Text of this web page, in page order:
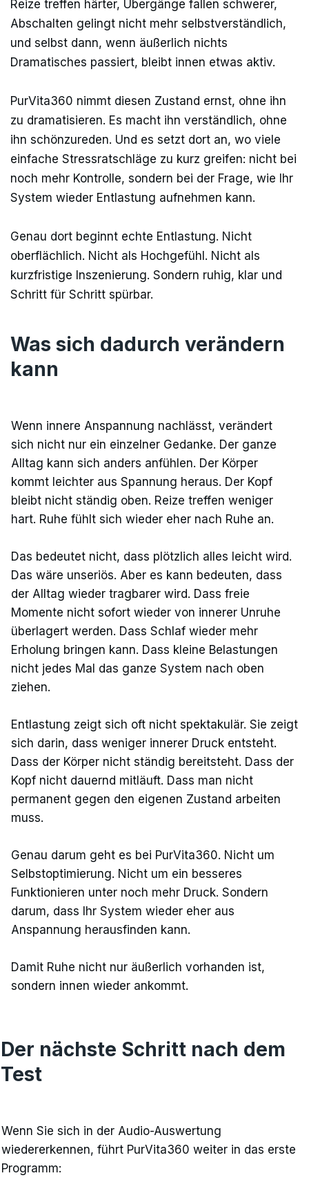
Reize treffen härter, Übergänge fallen schwerer,
Abschalten gelingt nicht mehr selbstverständlich,
und selbst dann, wenn äußerlich nichts
Dramatisches passiert, bleibt innen etwas aktiv.
PurVita360 nimmt diesen Zustand ernst, ohne ihn
zu dramatisieren. Es macht ihn verständlich, ohne
ihn schönzureden. Und es setzt dort an, wo viele
einfache Stressratschläge zu kurz greifen: nicht bei
noch mehr Kontrolle, sondern bei der Frage, wie Ihr
System wieder Entlastung aufnehmen kann.
Genau dort beginnt echte Entlastung. Nicht
oberflächlich. Nicht als Hochgefühl. Nicht als
kurzfristige Inszenierung. Sondern ruhig, klar und
Schritt für Schritt spürbar.
Was sich dadurch verändern
kann
Wenn innere Anspannung nachlässt, verändert
sich nicht nur ein einzelner Gedanke. Der ganze
Alltag kann sich anders anfühlen. Der Körper
kommt leichter aus Spannung heraus. Der Kopf
bleibt nicht ständig oben. Reize treffen weniger
hart. Ruhe fühlt sich wieder eher nach Ruhe an.
Das bedeutet nicht, dass plötzlich alles leicht wird.
Das wäre unseriös. Aber es kann bedeuten, dass
der Alltag wieder tragbarer wird. Dass freie
Momente nicht sofort wieder von innerer Unruhe
überlagert werden. Dass Schlaf wieder mehr
Erholung bringen kann. Dass kleine Belastungen
nicht jedes Mal das ganze System nach oben
ziehen.
Entlastung zeigt sich oft nicht spektakulär. Sie zeigt
sich darin, dass weniger innerer Druck entsteht.
Dass der Körper nicht ständig bereitsteht. Dass der
Kopf nicht dauernd mitläuft. Dass man nicht
permanent gegen den eigenen Zustand arbeiten
muss.
Genau darum geht es bei PurVita360. Nicht um
Selbstoptimierung. Nicht um ein besseres
Funktionieren unter noch mehr Druck. Sondern
darum, dass Ihr System wieder eher aus
Anspannung herausfinden kann.
Damit Ruhe nicht nur äußerlich vorhanden ist,
sondern innen wieder ankommt.
Der nächste Schritt nach dem
Test
Wenn Sie sich in der Audio-Auswertung
wiedererkennen, führt PurVita360 weiter in das erste
Programm: